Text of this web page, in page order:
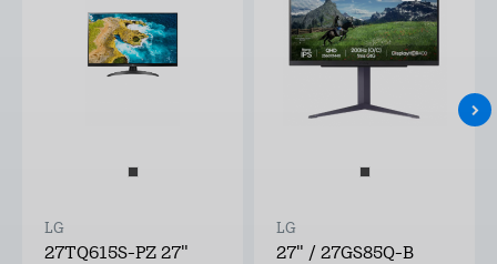
LG
27TQ615S-PZ 27"
LG
27" / 27GS85Q-B